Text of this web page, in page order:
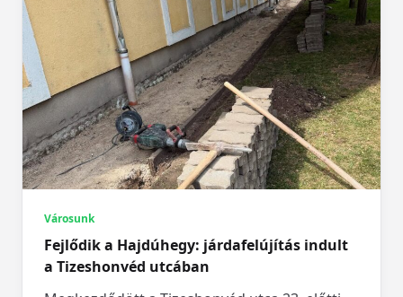
Városunk
Fejlődik a Hajdúhegy: járdafelújítás indult
a Tizeshonvéd utcában